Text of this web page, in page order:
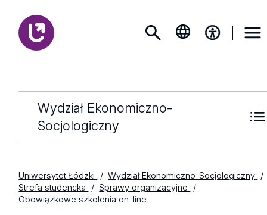
Wydział Ekonomiczno-
Socjologiczny
Uniwersytet Łódzki
Wydział Ekonomiczno-Socjologiczny
Strefa studencka
Sprawy organizacyjne
Obowiązkowe szkolenia on-line